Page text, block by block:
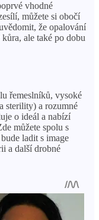
vhodné
můžete si obočí
že opalování
ale také po dobu
řemeslníků, vysoké
sterility) a rozumné
o ideál a nabízí
můžete spolu s
ladit s image
a další drobné